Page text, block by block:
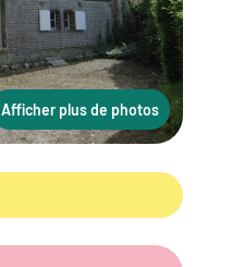
Afficher plus de photos